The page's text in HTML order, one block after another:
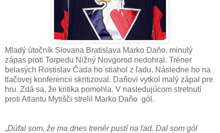
Mladý útočník Slovana Bratislava Marko Daňo, minulý
zápas proti Torpedu Nižný Novgorod nedohral. Tréner
belasých Rostislav Čada ho stiahol z ľadu. Následne ho na
tlačovej konferencii skritizoval. Daňovi vytkol malý zápal pre
hru. Zdá sa, že kritika pomohla. V nasledujúcom stretnutí
proti Atlantu Mytišči strelil Marko Daňo gól.
„Dúfal som, že ma dnes trenér pustí na ľad. Dal som gól